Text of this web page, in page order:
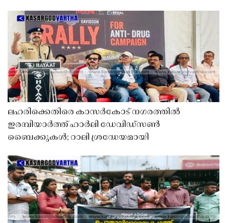
ലഹരിക്കെതിരെ കാസർകോട് നഗരത്തിൽ
ഇരമ്പിയാർത്ത് ഹാർലി ഡേവിഡ്‌സൺ
ബൈക്കുകൾ; റാലി ശ്രദ്ധേയമായി